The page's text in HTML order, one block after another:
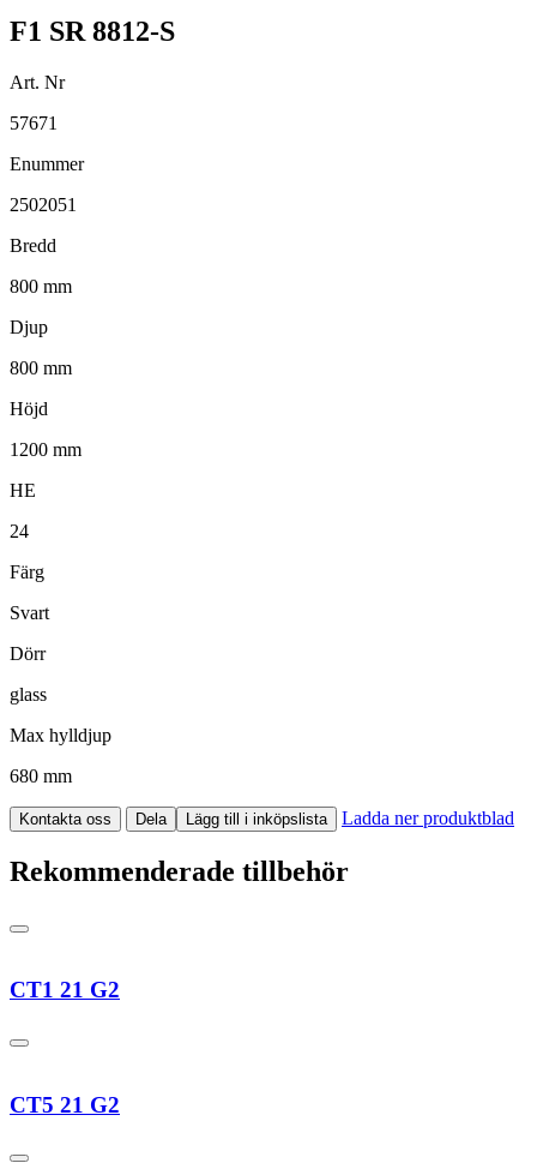
F1 SR 8812-S
Art. Nr
57671
Enummer
2502051
Bredd
800 mm
Djup
800 mm
Höjd
1200 mm
HE
24
Färg
Svart
Dörr
glass
Max hylldjup
680 mm
Kontakta oss Dela Lägg till i inköpslista Ladda ner produktblad
Rekommenderade tillbehör
CT1 21 G2
CT5 21 G2